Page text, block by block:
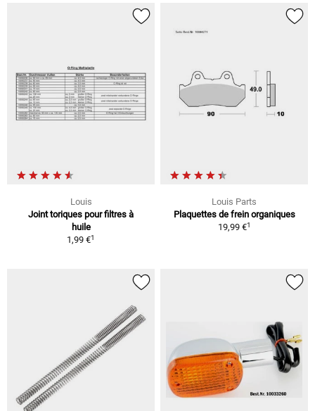
Louis
Joint toriques pour filtres à
huile
1,99 €1
Louis Parts
Plaquettes de frein organiques
19,99 €1